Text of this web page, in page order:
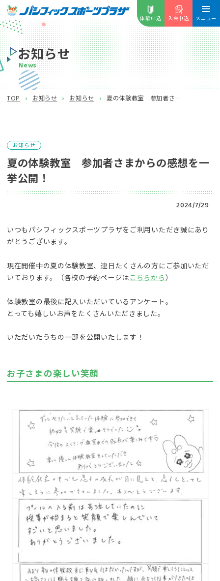
体験申込 入会申込 メニュー
お知らせ
News
TOP お知らせ お知らせ 夏の体験教室 参加者さまからの感想を一挙公開！
お知らせ
夏の体験教室 参加者さまからの感想を一
挙公開！
2024/7/29
いつもパシフィックスポーツプラザをご利用いただき誠にあり
がとうございます。
現在開催中の夏の体験教室、連日たくさんの方にご参加いただ
いております。（各校の予約ページは こちらから）
体験教室の最後に記入いただいているアンケート。
とっても嬉しいお声をたくさんいただきました。
いただいたうちの一部を公開いたします！
お子さまの楽しい笑顔